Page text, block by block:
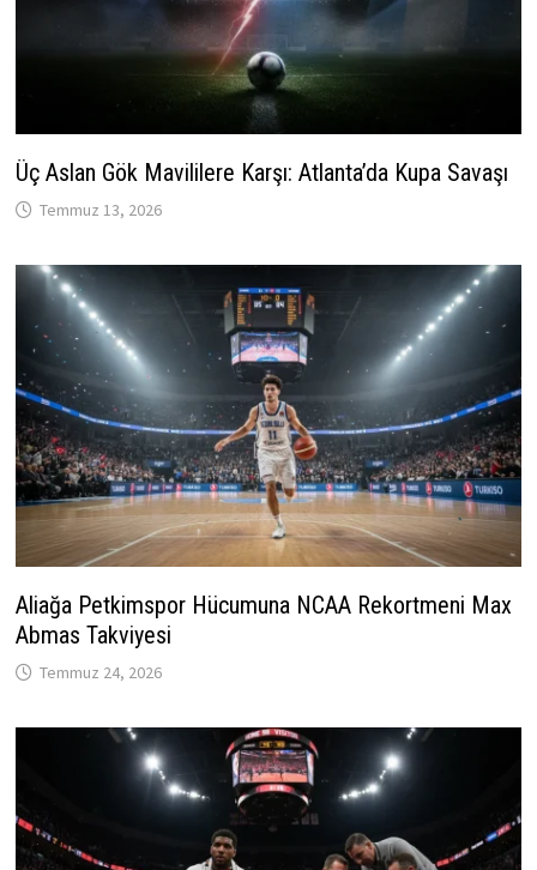
Üç Aslan Gök Mavililere Karşı: Atlanta’da Kupa Savaşı
Temmuz 13, 2026
Aliağa Petkimspor Hücumuna NCAA Rekortmeni Max
Abmas Takviyesi
Temmuz 24, 2026